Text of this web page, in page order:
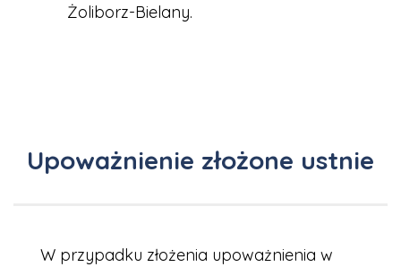
Żoliborz-Bielany.
Upoważnienie złożone ustnie
W przypadku złożenia upoważnienia w